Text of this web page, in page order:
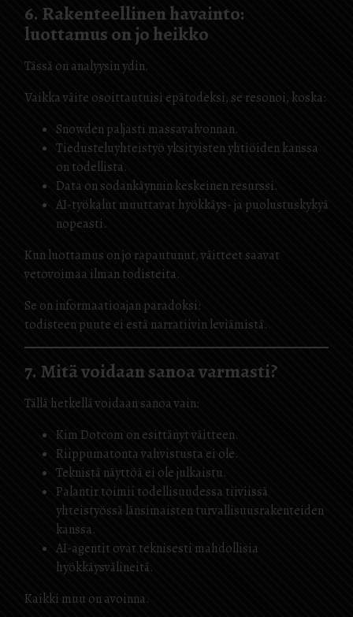
6. Rakenteellinen havainto:
luottamus on jo heikko
Tässä on analyysin ydin.
Vaikka väite osoittautuisi epätodeksi, se resonoi, koska:
Snowden paljasti massavalvonnan.
Tiedusteluyhteistyö yksityisten yhtiöiden kanssa
on todellista.
Data on sodankäynnin keskeinen resurssi.
AI-työkalut muuttavat hyökkäys- ja puolustuskykyä
nopeasti.
Kun luottamus on jo rapautunut, väitteet saavat
vetovoimaa ilman todisteita.
Se on informaatioajan paradoksi:
todisteen puute ei estä narratiivin leviämistä.
7. Mitä voidaan sanoa varmasti?
Tällä hetkellä voidaan sanoa vain:
Kim Dotcom on esittänyt väitteen.
Riippumatonta vahvistusta ei ole.
Teknistä näyttöä ei ole julkaistu.
Palantir toimii todellisuudessa tiiviissä
yhteistyössä länsimaisten turvallisuusrakenteiden
kanssa.
AI-agentit ovat teknisesti mahdollisia
hyökkäysvälineitä.
Kaikki muu on avoinna.